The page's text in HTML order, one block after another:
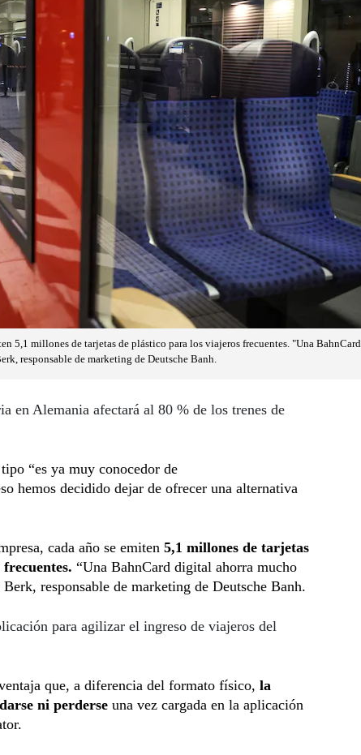
5,1 millones de tarjetas de plástico para los viajeros frecuentes. "Una BahnCard
responsable de marketing de Deutsche Banh.
en Alemania afectará al 80 % de los trenes de
“es ya muy conocedor de
hemos decidido dejar de ofrecer una alternativa
cada año se emiten 5,1 millones de tarjetas
“Una BahnCard digital ahorra mucho
responsable de marketing de Deutsche Banh.
para agilizar el ingreso de viajeros del
que, a diferencia del formato físico, la
ni perderse una vez cargada en la aplicación